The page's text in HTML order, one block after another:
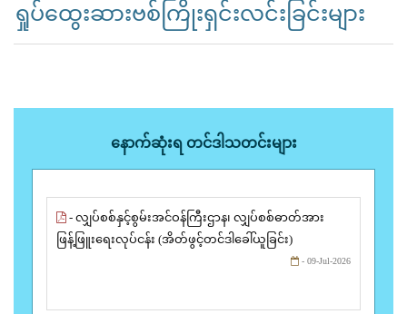
ရှုပ်ထွေးဆားဗစ်ကြိုးရှင်းလင်းခြင်းများ
နောက်ဆုံးရ တင်ဒါသတင်းများ
- လျှပ်စစ်နှင့်စွမ်းအင်ဝန်ကြီးဌာန၊ လျှပ်စစ်ဓာတ်အား
ဖြန့်ဖြူးရေးလုပ်ငန်း (အိတ်ဖွင့်တင်ဒါခေါ်ယူခြင်း)
- 09-Jul-2026